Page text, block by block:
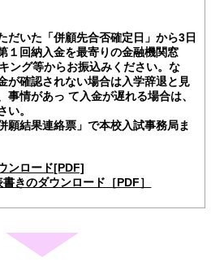
だいた「併顧先合否確定日」から3日
１回納入金を最寄りの金融機関窓
ング等からお振込みください。な
が確認されない場合は入学辞退と見
事情があっ て入金が遅れる場合は、
い。
願結果連絡票」で本校入試事務局ま
ンロード[PDF]
きのダウンロード［PDF］